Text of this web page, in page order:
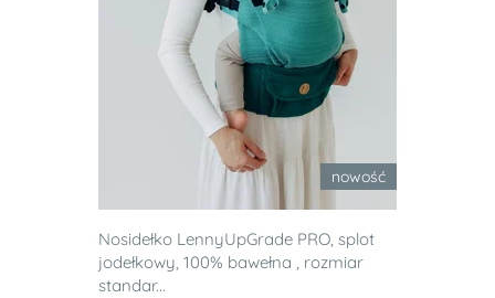
nowość
Nosidełko LennyUpGrade PRO, splot
jodełkowy, 100% bawełna , rozmiar
standar...